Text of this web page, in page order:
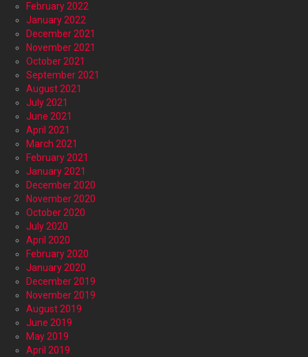
February 2022
January 2022
December 2021
November 2021
October 2021
September 2021
August 2021
July 2021
June 2021
April 2021
March 2021
February 2021
January 2021
December 2020
November 2020
October 2020
July 2020
April 2020
February 2020
January 2020
December 2019
November 2019
August 2019
June 2019
May 2019
April 2019